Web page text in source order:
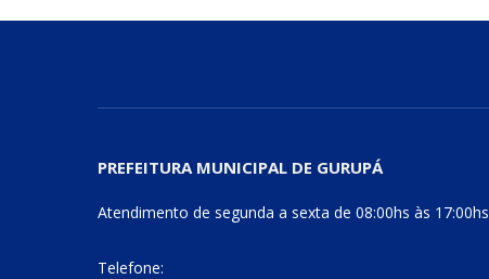
PREFEITURA MUNICIPAL DE GURUPÁ
Atendimento de segunda a sexta de 08:00hs às 17:00hs
Telefone: